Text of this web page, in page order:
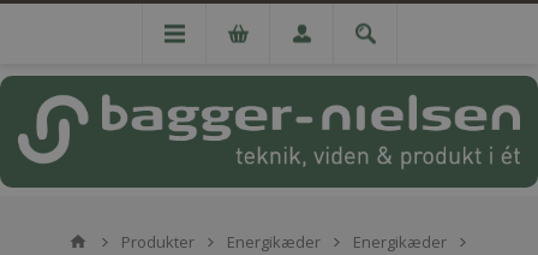
Produkter Energikæder
Energikæder